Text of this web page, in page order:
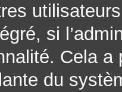
si
Cela a
du